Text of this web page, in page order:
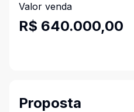
Valor venda
R$ 640.000,00
Proposta